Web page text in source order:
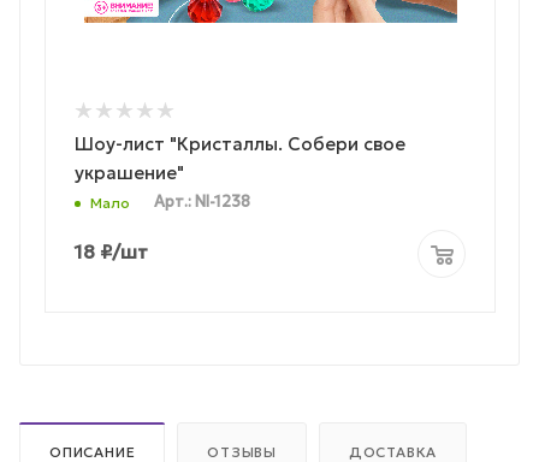
Шоу-лист "Кристаллы. Собери свое
украшение"
Мало Арт.: NI-1238
18 ₽/шт
ОПИСАНИЕ ОТЗЫВЫ ДОСТАВКА